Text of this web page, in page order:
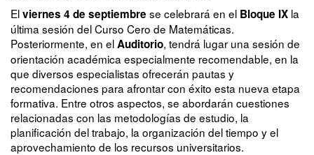
Elviernes 4 de septiembre se celebrará en el Bloque IX la
última sesión del Curso Cero de Matemáticas.
Posteriormente, en elAuditorio, tendrá lugar una sesión de
orientación académica especialmente recomendable, en la
que diversos especialistas ofrecerán pautas y
recomendaciones para afrontar con éxito esta nueva etapa
formativa. Entre otros aspectos, se abordarán cuestiones
relacionadas con las metodologías de estudio, la
planificación del trabajo, la organización del tiempo y el
aprovechamiento de los recursos universitarios.